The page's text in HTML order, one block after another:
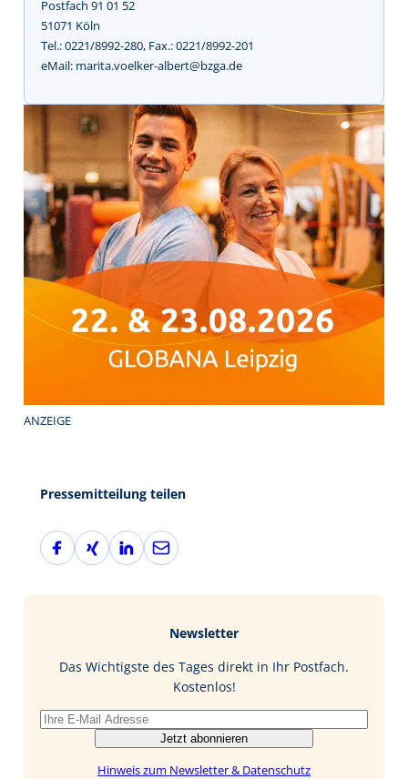
Postfach 91 01 52
51071 Köln
Tel.: 0221/8992-280, Fax.: 0221/8992-201
eMail: marita.voelker-albert@bzga.de
ANZEIGE
Pressemitteilung teilen
F
a
X
i
L
i
I
E
-
Newsletter
Das Wichtigste des Tages direkt in Ihr Postfach.
Kostenlos!
Jetzt abonnieren
Hinweis zum Newsletter & Datenschutz